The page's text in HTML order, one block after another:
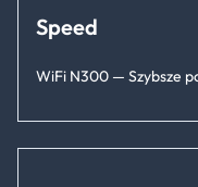
Speed
WiFi N300 — Szybsze